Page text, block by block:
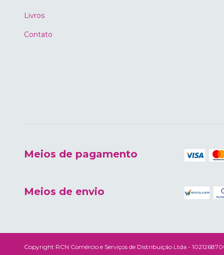
Livros
Contato
Meios de pagamento
Meios de envio
Copyright RCN Comércio e Serviços de Distribuição Ltda -